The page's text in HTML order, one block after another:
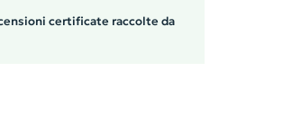
certificate raccolte da